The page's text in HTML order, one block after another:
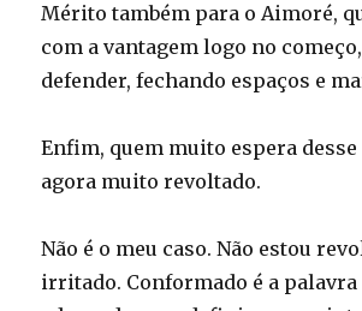
Mérito também para o Aimoré,
com a vantagem logo no
defender, fechando espaços e
Enfim, quem muito espera
agora muito revoltado.
Não é o meu caso. Não estou
irritado. Conformado é a palavra